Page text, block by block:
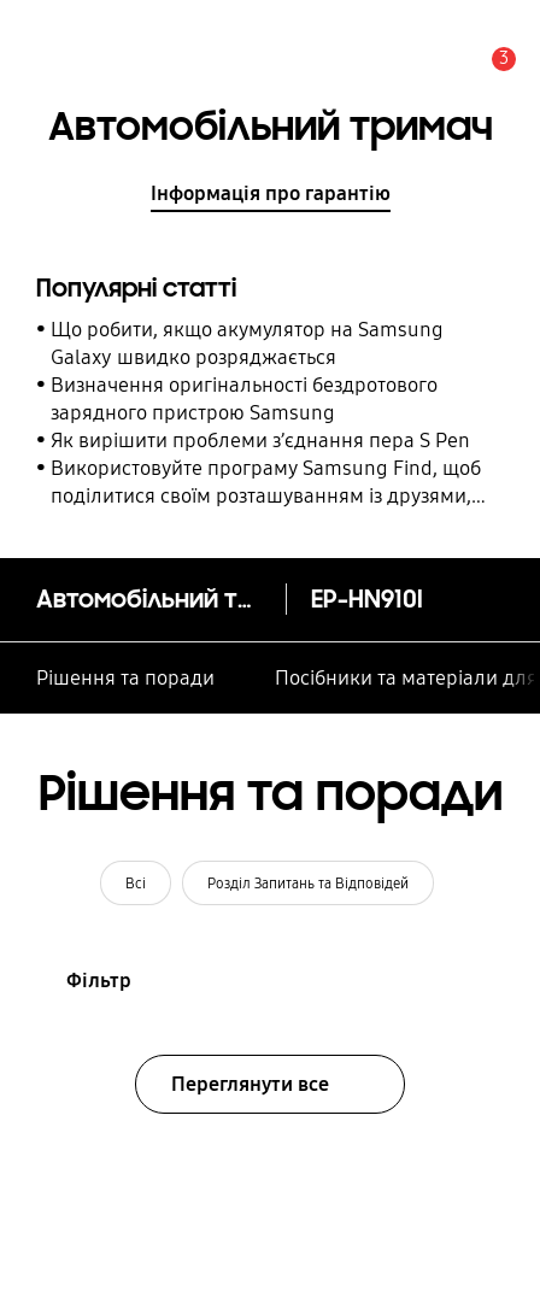
3
Автомобільний тримач
Інформація про гарантію
Популярні статті
Що робити, якщо акумулятор на Samsung
Galaxy швидко розряджається
Визначення оригінальності бездротового
зарядного пристрою Samsung
Як вирішити проблеми з’єднання пера S Pen
Використовуйте програму Samsung Find, щоб
поділитися своїм розташуванням із друзями,
Автомобільний тримач EP-HN910I
Рішення та поради Посібники та матеріали
Рішення та поради
Всі Розділ Запитань та Відповідей
Фільтр
Переглянути все